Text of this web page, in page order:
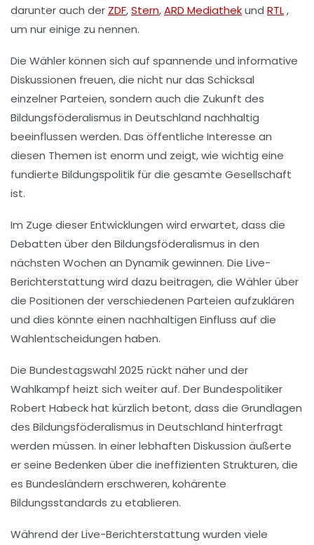
darunter auch der ZDF,Stern,ARD Mediathekund RTL,
um nur einige zu nennen.
Die Wähler können sich auf spannende und informative
Diskussionen freuen, die nicht nur das Schicksal
einzelner Parteien, sondern auch die Zukunft des
Bildungsföderalismus in Deutschland nachhaltig
beeinflussen werden. Das öffentliche Interesse an
diesen Themen ist enorm und zeigt, wie wichtig eine
fundierte Bildungspolitik für die gesamte Gesellschaft
ist.
Im Zuge dieser Entwicklungen wird erwartet, dass die
Debatten über den Bildungsföderalismus in den
nächsten Wochen an Dynamik gewinnen. Die Live-
Berichterstattung wird dazu beitragen, die Wähler über
die Positionen der verschiedenen Parteien aufzuklären
und dies könnte einen nachhaltigen Einfluss auf die
Wahlentscheidungen haben.
Die Bundestagswahl 2025 rückt näherund der
Wahlkampf heizt sich weiter auf. Der Bundespolitiker
Robert Habeck hat kürzlich betont, dass die Grundlagen
des Bildungsföderalismus in Deutschland hinterfragt
werden müssen. In einer lebhaften Diskussion äußerte
er seine Bedenken über die ineffizienten Strukturen, die
es Bundesländern erschweren, kohärente
Bildungsstandards zu etablieren.
Während der Live-Berichterstattung wurden viele